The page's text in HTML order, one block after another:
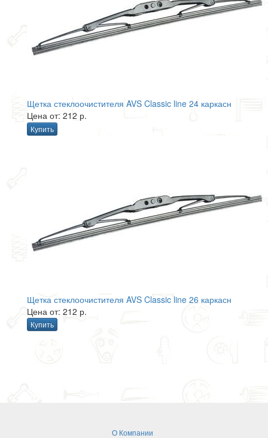
Щетка стеклоочистителя AVS Classic line 24 каркасн
Цена от: 212 р.
Купить
Щетка стеклоочистителя AVS Classic line 26 каркасн
Цена от: 212 р.
Купить
О Компании